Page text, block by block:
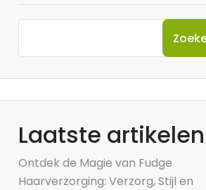
Laatste artikelen
Ontdek de Magie van Fudge
Haarverzorging: Verzorg, Stijl en